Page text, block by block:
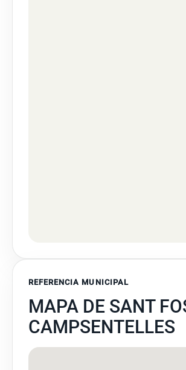
REFERENCIA MUNICIPAL
MAPA DE SANT
CAMPSENTELLES